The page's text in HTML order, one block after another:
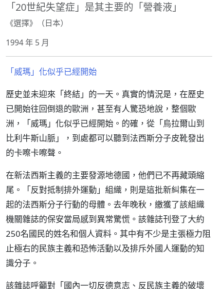
「20世紀失望症」是其主要的「營養液」
《選擇》（日本）
1994 年 5 月
「威瑪」化似乎已經開始
歷史並未迎來「終結」的一天。真實的情況是，在歷史
已開始往回倒退的歐洲，甚至有人驚恐地說，整個歐
洲，「威瑪」化似乎已經開始。的確，從「烏拉爾山到
比利牛斯山脈」，到處都可以聽到法西斯分子皮靴發出
的卡嚓卡嚓聲。
在新法西斯主義的主要發源地德國，他們已不再藏頭縮
尾。「反對抵制排外運動」組織，則是這批新糾集在一
起的法西斯分子行動的母體。去年晚秋，繳獲了該組織
機關雜誌的保安當局感到異常驚慌。該雜誌刊登了大約
250名國民的姓名和個人資料。其中有不少是主張極力阻
止極右的民族主義和恐怖活動以及排斥外國人運動的知
識分子。
該雜誌呼籲對「國內一切反德意志、反民族主義的破壞